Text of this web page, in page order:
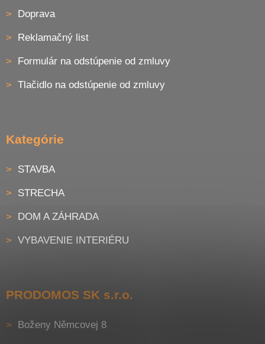
Doprava
Reklamačný list
Formulár na odstúpenie od zmluvy
Tlačidlo na odstúpenie od zmluvy
Kategórie
STAVBA
STRECHA
DOM A ZÁHRADA
VYBAVENIE INTERIÉRU
PRODOMOS SK s.r.o.
Boženy Němcovej 8